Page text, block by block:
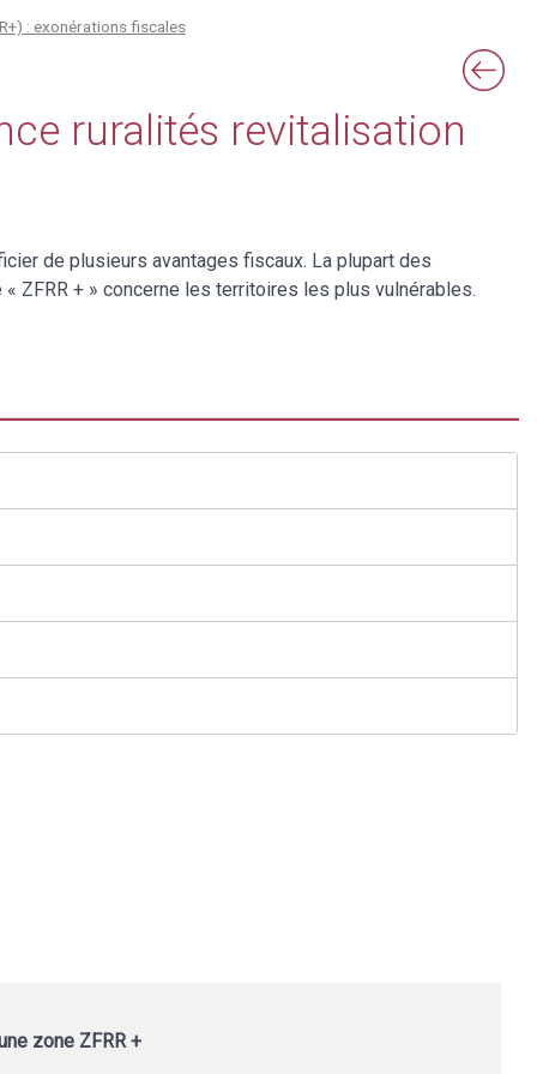
: exonérations fiscales
ruralités revitalisation
de plusieurs avantages fiscaux. La plupart des
ZFRR + » concerne les territoires les plus vulnérables.
zone ZFRR +